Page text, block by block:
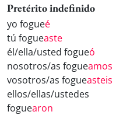
Pretérito indefinido
yo fogueé
tú fogueaste
él/ella/usted fogueó
nosotros/as fogueamos
vosotros/as fogueasteis
ellos/ellas/ustedes
foguearon